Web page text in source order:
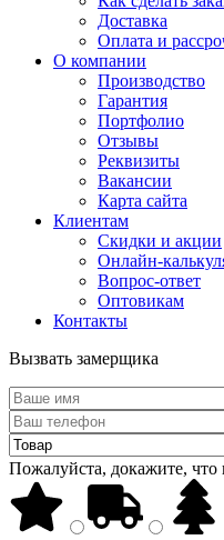
Доставка
Оплата и
О компании
Производство
Гарантия
Портфолио
Отзывы
Реквизиты
Вакансии
Карта сайта
Клиентам
Скидки и акции
Онлайн-
Вопрос-ответ
Оптовикам
Контакты
Вызвать замерщика
Пожалуйста, докажите, что